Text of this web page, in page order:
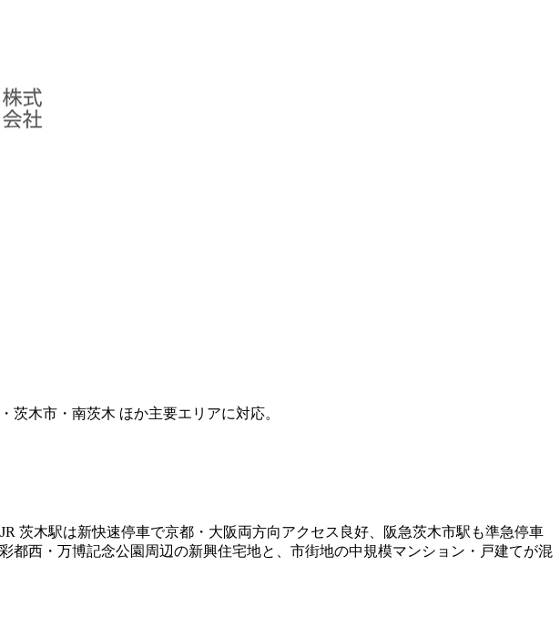
木市・南茨木 ほか主要エリアに対応。
茨木駅は新快速停車で京都・大阪両方向アクセス良好、阪急茨木市駅も準急停車
西・万博記念公園周辺の新興住宅地と、市街地の中規模マンション・戸建てが混